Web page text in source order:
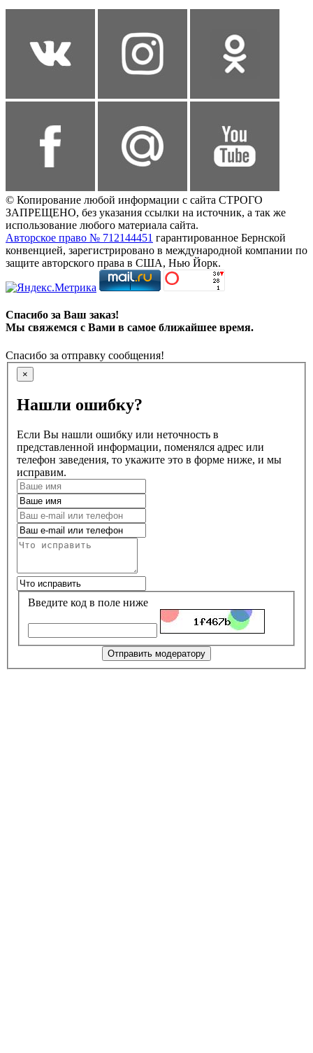
© Копирование любой информации с сайта СТРОГО
ЗАПРЕЩЕНО, без указания ссылки на источник, а так же
использование любого материала сайта.
Авторское право № 712144451 гарантированное Бернской
конвенцией, зарегистрировано в международной компании по
защите авторского права в США, Нью Йорк.
Спасибо за Ваш заказ!
Мы свяжемся с Вами в самое ближайшее время.
Спасибо за отправку сообщения!
×
Нашли ошибку?
Если Вы нашли ошибку или неточность в
представленной информации, поменялся адрес или
телефон заведения, то укажите это в форме ниже, и мы
исправим.
Введите код в поле ниже
Отправить модератору